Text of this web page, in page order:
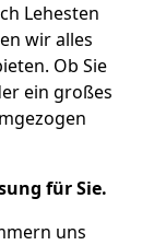
Lehesten
wir alles
Ob Sie
ein großes
für Sie.
uns